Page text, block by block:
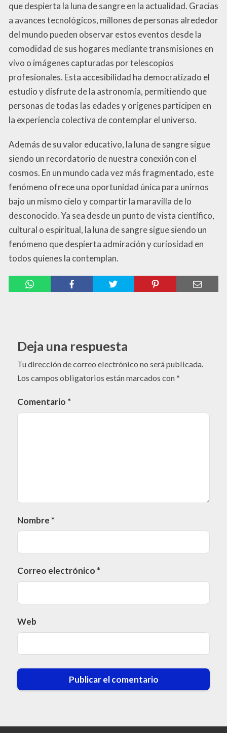
que despierta la luna de sangre en la actualidad. Gracias
a avances tecnológicos, millones de personas alrededor
del mundo pueden observar estos eventos desde la
comodidad de sus hogares mediante transmisiones en
vivo o imágenes capturadas por telescopios
profesionales. Esta accesibilidad ha democratizado el
estudio y disfrute de la astronomía, permitiendo que
personas de todas las edades y orígenes participen en
la experiencia colectiva de contemplar el universo.
Además de su valor educativo, la luna de sangre sigue
siendo un recordatorio de nuestra conexión con el
cosmos. En un mundo cada vez más fragmentado, este
fenómeno ofrece una oportunidad única para unirnos
bajo un mismo cielo y compartir la maravilla de lo
desconocido. Ya sea desde un punto de vista científico,
cultural o espiritual, la luna de sangre sigue siendo un
fenómeno que despierta admiración y curiosidad en
todos quienes la contemplan.
Deja una respuesta
Tu dirección de correo electrónico no será publicada.
Los campos obligatorios están marcados con*
Comentario *
Nombre *
Correo electrónico *
Web